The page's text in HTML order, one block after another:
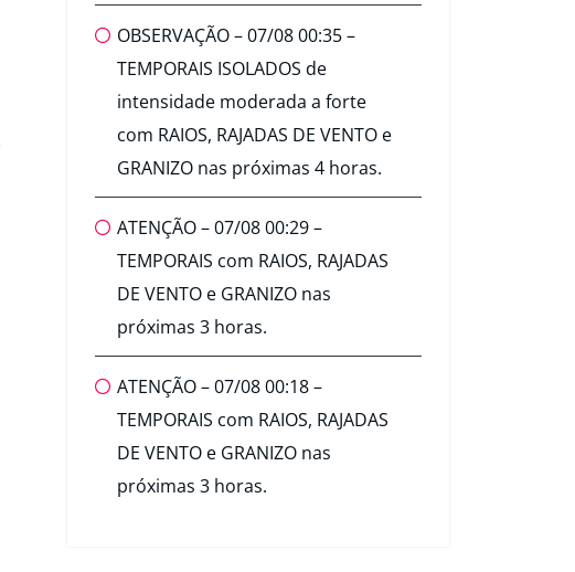
OBSERVAÇÃO – 07/08 00:35 –
TEMPORAIS ISOLADOS de
intensidade moderada a forte
com RAIOS, RAJADAS DE VENTO e
GRANIZO nas próximas 4 horas.
ATENÇÃO – 07/08 00:29 –
TEMPORAIS com RAIOS, RAJADAS
DE VENTO e GRANIZO nas
próximas 3 horas.
ATENÇÃO – 07/08 00:18 –
TEMPORAIS com RAIOS, RAJADAS
DE VENTO e GRANIZO nas
próximas 3 horas.